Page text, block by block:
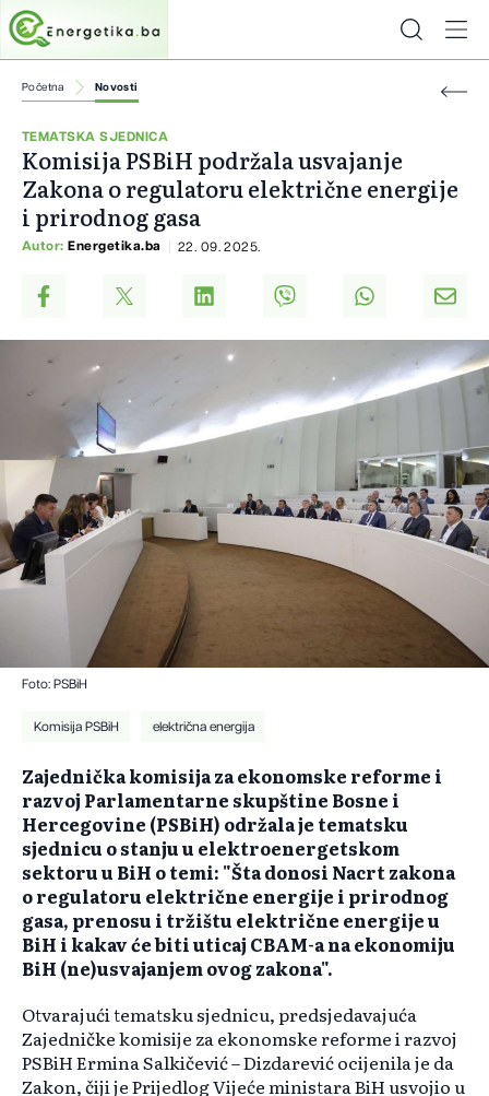
Početna Novosti
TEMATSKA SJEDNICA
Komisija PSBiH podržala usvajanje
Zakona o regulatoru električne energije
i prirodnog gasa
Autor: Energetika.ba 22. 09. 2025.
Foto: PSBiH
Komisija PSBiH električna energija
Zajednička komisija za ekonomske reforme i
razvoj Parlamentarne skupštine Bosne i
Hercegovine (PSBiH) održala je tematsku
sjednicu o stanju u elektroenergetskom
sektoru u BiH o temi: "Šta donosi Nacrt zakona
o regulatoru električne energije i prirodnog
gasa, prenosu i tržištu električne energije u
BiH i kakav će biti uticaj CBAM-a na ekonomiju
BiH (ne)usvajanjem ovog zakona".
Otvarajući tematsku sjednicu, predsjedavajuća
Zajedničke komisije za ekonomske reforme i razvoj
PSBiH Ermina Salkičević – Dizdarević ocijenila je da
Zakon, čiji je Prijedlog Vijeće ministara BiH usvojio u